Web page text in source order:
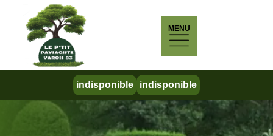
MENU
indisponible indisponible